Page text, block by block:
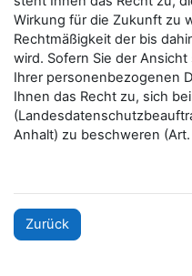
Wirkung für die Zukunft zu
Rechtmäßigkeit der bis
wird. Sofern Sie der
Ihrer personenbezogenen
Ihnen das Recht zu, sich
Anhalt) zu beschweren (Art.
Zurück